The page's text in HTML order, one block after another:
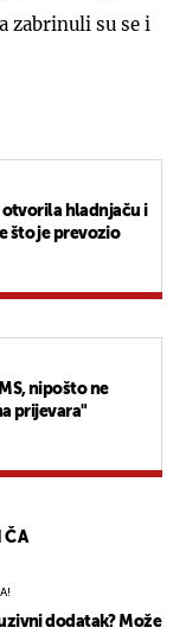
zabrinuli su se i
otvorila hladnjaču i
što je prevozio
nipošto ne
prijevara"
dodatak? Može